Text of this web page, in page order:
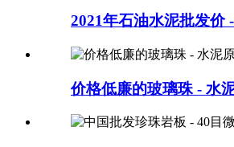
2021年石油水泥批发价
价格低廉的玻璃珠 - 水